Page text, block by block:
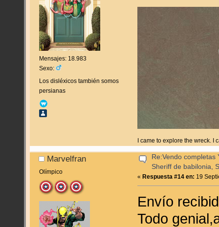
Mensajes: 18.983
Sexo:
Los disléxicos también somos
persianas
I came to explore the wreck. I
Marvelfran
Olímpico
Re:Vendo completas
Sheriff de babilonia,
«Respuesta #14 en: 19
Envío
Todo